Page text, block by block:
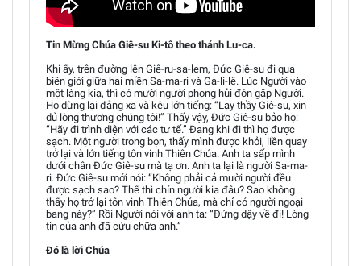
Tin Mừng Chúa Giê-su Ki-tô theo thánh Lu-ca.
Khi ấy, trên đường lên Giê-ru-sa-lem, Đức Giê-su đi qua
biên giới giữa hai miền Sa-ma-ri và Ga-li-lê. Lúc Người vào
một làng kia, thì có mười người phong hủi đón gặp Người.
Họ dừng lại đằng xa và kêu lớn tiếng: “Lạy thầy Giê-su, xin
dủ lòng thương chúng tôi!” Thấy vậy, Đức Giê-su bảo họ:
“Hãy đi trình diện với các tư tế.” Đang khi đi thì họ được
sạch. Một người trong bọn, thấy mình được khỏi, liền quay
trở lại và lớn tiếng tôn vinh Thiên Chúa. Anh ta sấp mình
dưới chân Đức Giê-su mà tạ ơn. Anh ta lại là người Sa-ma-
ri. Đức Giê-su mới nói: “Không phải cả mười người đều
được sạch sao? Thế thì chín người kia đâu? Sao không
thấy họ trở lại tôn vinh Thiên Chúa, mà chỉ có người ngoại
bang này?” Rồi Người nói với anh ta: “Đứng dậy về đi! Lòng
tin của anh đã cứu chữa anh.”
Đó là lời Chúa